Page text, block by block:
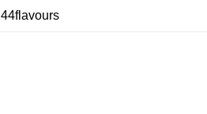
44flavours